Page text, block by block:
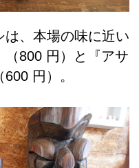
は、本場の味に近い
（800 円）と『アサ
円）。